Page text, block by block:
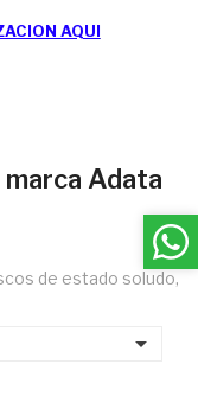
AQUI
Adata
de estado soludo,
